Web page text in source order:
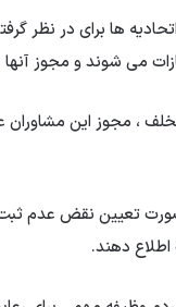
ها برای در نظر
می شوند و مجوز
، مجوز این